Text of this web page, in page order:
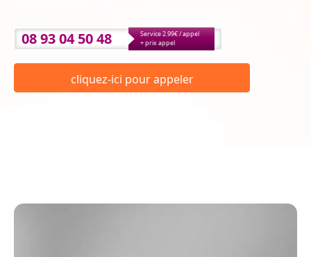
08 93 04 50 48
Service 2.99€ / appel
+ prix appel
cliquez-ici pour appeler